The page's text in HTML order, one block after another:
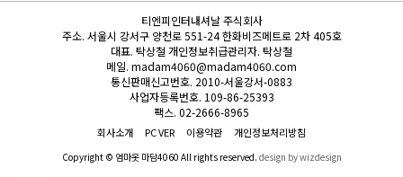
티엔피인터내셔날 주식회사
주소. 서울시 강서구 양천로 551-24 한화비즈메트로 2차 405호
대표. 탁상철 개인정보취급관리자. 탁상철
메일. madam4060@madam4060.com
통신판매신고번호. 2010-서울강서-0883
사업자등록번호. 109-86-25393
팩스. 02-2666-8965
회사소개 PC VER 이용약관 개인정보처리방침
Copyright © 엄마옷 마담4060 All rights reserved. design by wizdesign